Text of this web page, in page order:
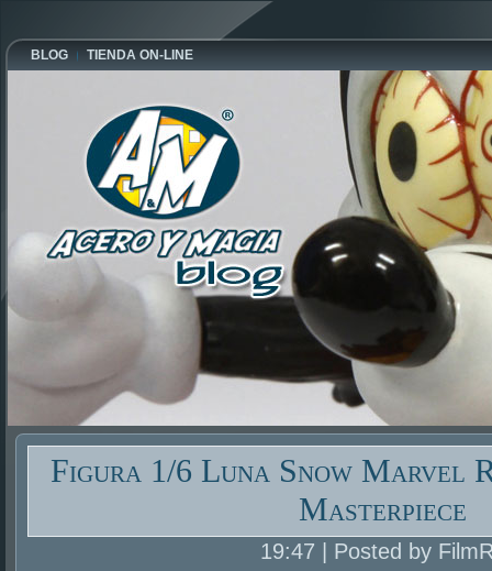
BLOG TIENDA ON-LINE
Figura 1/6 Luna Snow Marvel
Masterpiece
19:47 | Posted by